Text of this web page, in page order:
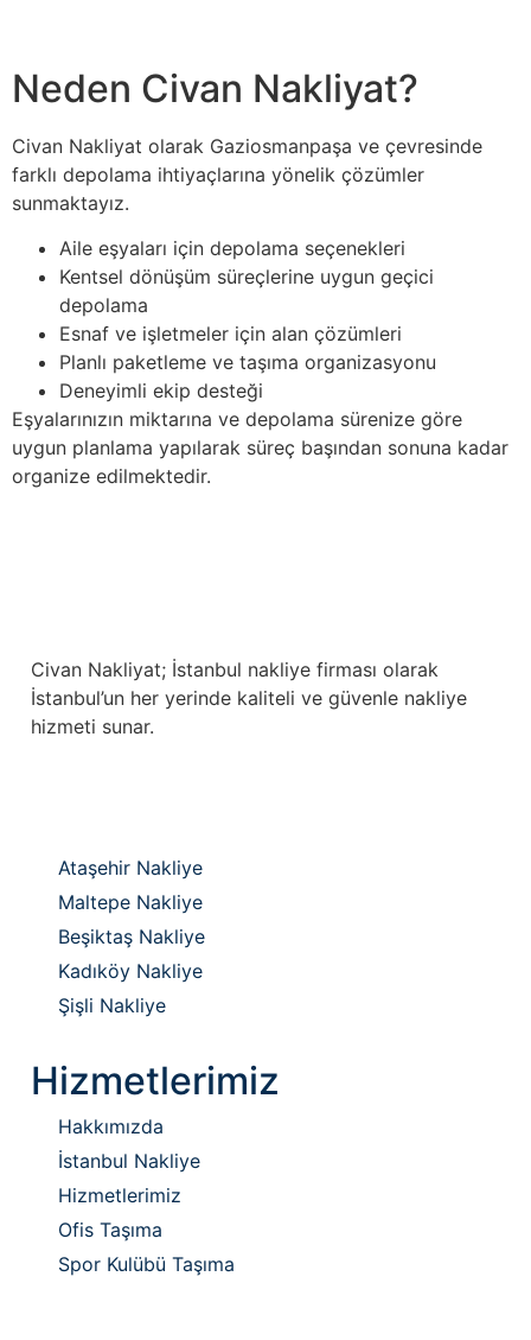
Neden Civan Nakliyat?
Civan Nakliyat olarak Gaziosmanpaşa ve çevresinde
farklı depolama ihtiyaçlarına yönelik çözümler
sunmaktayız.
Aile eşyaları için depolama seçenekleri
Kentsel dönüşüm süreçlerine uygun geçici
depolama
Esnaf ve işletmeler için alan çözümleri
Planlı paketleme ve taşıma organizasyonu
Deneyimli ekip desteği
Eşyalarınızın miktarına ve depolama sürenize göre
uygun planlama yapılarak süreç başından sonuna kadar
organize edilmektedir.
Civan Nakliyat; İstanbul nakliye firması olarak
İstanbul’un her yerinde kaliteli ve güvenle nakliye
hizmeti sunar.
Ataşehir Nakliye
Maltepe Nakliye
Beşiktaş Nakliye
Kadıköy Nakliye
Şişli Nakliye
Hizmetlerimiz
Hakkımızda
İstanbul Nakliye
Hizmetlerimiz
Ofis Taşıma
Spor Kulübü Taşıma